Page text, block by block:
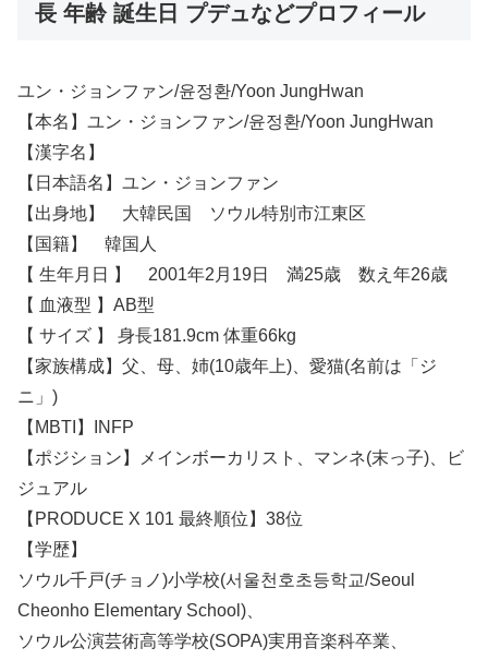
長 年齢 誕生日 プデュなどプロフィール
ユン・ジョンファン/윤정환/Yoon JungHwan
【本名】ユン・ジョンファン/윤정환/Yoon JungHwan
【漢字名】
【日本語名】ユン・ジョンファン
【出身地】 大韓民国 ソウル特別市江東区
【国籍】 韓国人
【 生年月日 】 2001年2月19日 満25歳 数え年26歳
【 血液型 】AB型
【 サイズ 】 身長181.9cm 体重66kg
【家族構成】父、母、姉(10歳年上)、愛猫(名前は「ジ
ニ」)
【MBTI】INFP
【ポジション】メインボーカリスト、マンネ(末っ子)、ビ
ジュアル
【PRODUCE X 101 最終順位】38位
【学歴】
ソウル千戸(チョノ)小学校(서울천호초등학교/Seoul
Cheonho Elementary School)、
ソウル公演芸術高等学校(SOPA)実用音楽科卒業、